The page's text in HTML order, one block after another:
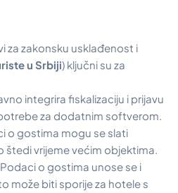
za zakonsku usklađenost i
u Srbiji) ključni su za
integrira fiskalizaciju i prijavu
za dodatnim softverom.
o gostima mogu se slati
štedi vrijeme većim objektima.
Podaci o gostima unose se i
može biti sporije za hotele s